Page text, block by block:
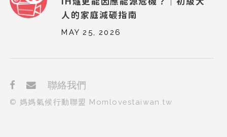
人的家庭減碳指南
MAY 25, 2026
聯絡我們
© 媽媽氣候行動聯盟 Momlovestaiwan.tw